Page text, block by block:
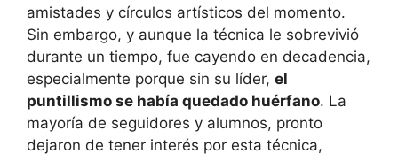
amistades y círculos artísticos del momento.
Sin embargo, y aunque la técnica le sobrevivió
durante un tiempo, fue cayendo en decadencia,
especialmente porque sin su líder, el
puntillismo se había quedado huérfano. La
mayoría de seguidores y alumnos, pronto
dejaron de tener interés por esta técnica,